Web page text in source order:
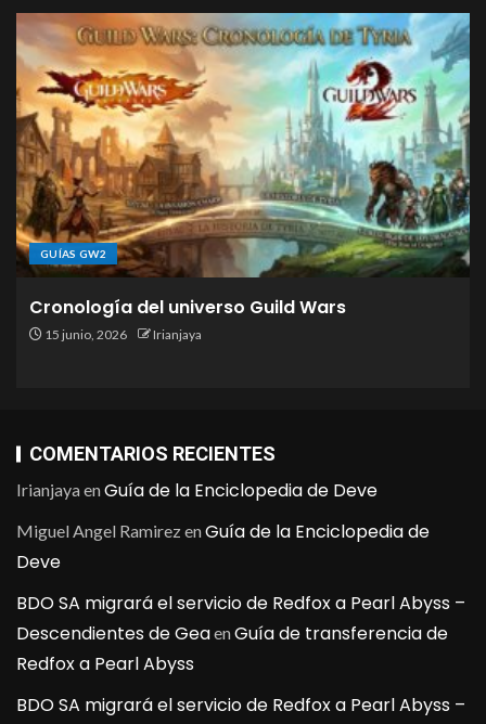
GUÍAS GW2
Cronología del universo Guild Wars
15 junio, 2026 Irianjaya
COMENTARIOS RECIENTES
IrianjayaenGuía de la Enciclopedia de Deve
Miguel Angel RamirezenGuía de la Enciclopedia de
Deve
BDO SA migrará el servicio de Redfox a Pearl Abyss –
Descendientes de GeaenGuía de transferencia de
Redfox a Pearl Abyss
BDO SA migrará el servicio de Redfox a Pearl Abyss –